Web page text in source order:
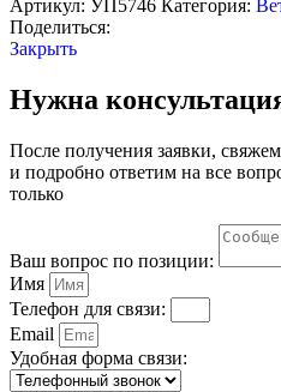
Артикул: УП5746 Категория:
Поделиться:
Закрыть
Нужна
После получения заявки,
и подробно ответим на все
только
Ваш вопрос по позиции:
Имя
Телефон для связи:
Email
Удобная форма связи: